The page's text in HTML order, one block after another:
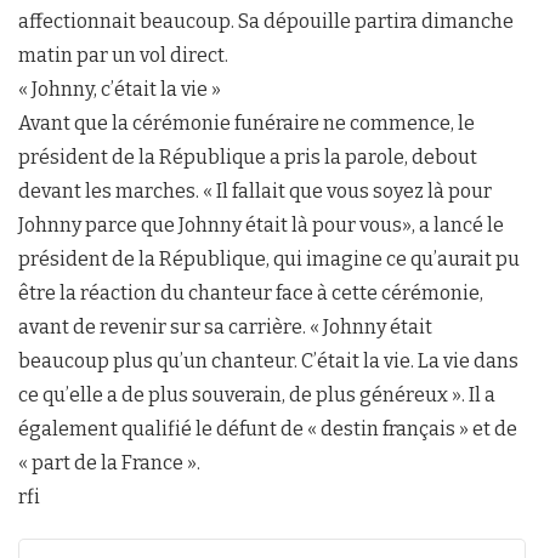
affectionnait beaucoup. Sa dépouille partira dimanche
matin par un vol direct.
« Johnny, c’était la vie »
Avant que la cérémonie funéraire ne commence, le
président de la République a pris la parole, debout
devant les marches. « Il fallait que vous soyez là pour
Johnny parce que Johnny était là pour vous», a lancé le
président de la République, qui imagine ce qu’aurait pu
être la réaction du chanteur face à cette cérémonie,
avant de revenir sur sa carrière. « Johnny était
beaucoup plus qu’un chanteur. C’était la vie. La vie dans
ce qu’elle a de plus souverain, de plus généreux ». Il a
également qualifié le défunt de « destin français » et de
« part de la France ».
rfi